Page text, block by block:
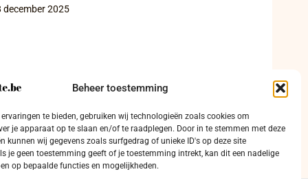
Beheer toestemming
ervaringen te bieden, gebruiken wij technologieën zoals cookies om
je apparaat op te slaan en/of te raadplegen. Door in te stemmen met deze
kunnen wij gegevens zoals surfgedrag of unieke ID's op deze site
je geen toestemming geeft of je toestemming intrekt, kan dit een nadelige
op bepaalde functies en mogelijkheden.
december 2025